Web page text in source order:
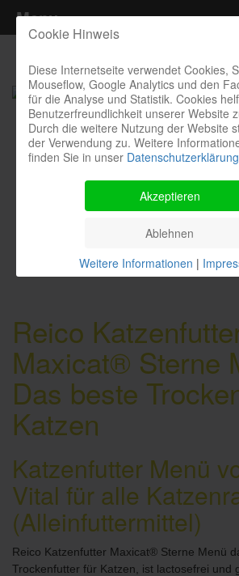
Kontakthotline I
Kosten I Beratung:
9299
Reico
Maxicat® Sterne
Das beste
Katzen
Katzenfutter Menü
Vital für alle
(Alleinfuttermittel)
Reico Katzenfutter Maxicat® Sterne Menü
Trockenfutter für Katzen, ist lactosefrei und
Cookie Hinweis
Diese Internetseite verwendet Cookies,
Mouseflow, Google Analytics und den
für die Analyse und Statistik. Cookies
Benutzerfreundlichkeit unserer Website
Durch die weitere Nutzung der Website
der Verwendung zu. Weitere
finden Sie in unser Datenschutzerklärung
Akzeptieren
Ablehnen
Weitere Informationen |
Menu